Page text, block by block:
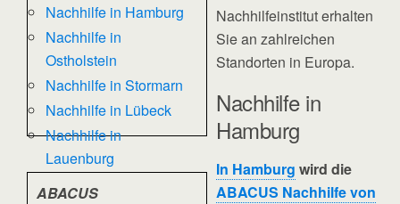
Nachhilfe in Hamburg
Nachhilfe in
Ostholstein
Nachhilfe in Stormarn
Nachhilfe in Lübeck
Nachhilfe in
Lauenburg
ABACUS
Nachhilfeinstitut erhalten
Sie an zahlreichen
Standorten in Europa.
Nachhilfe in
Hamburg
In Hamburg wird die
ABACUS Nachhilfe von